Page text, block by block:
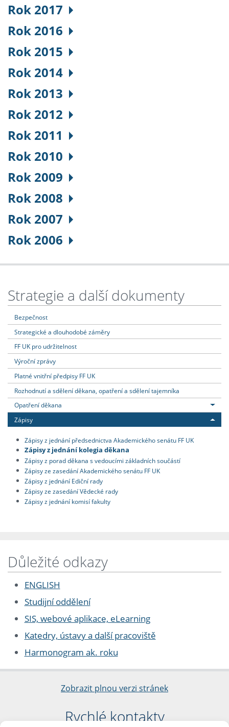
Rok 2017
Rok 2016
Rok 2015
Rok 2014
Rok 2013
Rok 2012
Rok 2011
Rok 2010
Rok 2009
Rok 2008
Rok 2007
Rok 2006
Strategie a další dokumenty
Bezpečnost
Strategické a dlouhodobé záměry
FF UK pro udržitelnost
Výroční zprávy
Platné vnitřní předpisy FF UK
Rozhodnutí a sdělení děkana, opatření a sdělení tajemníka
Opatření děkana
Zápisy
Zápisy z jednání předsednictva Akademického senátu FF UK
Zápisy z jednání kolegia děkana
Zápisy z porad děkana s vedoucími základních součástí
Zápisy ze zasedání Akademického senátu FF UK
Zápisy z jednání Ediční rady
Zápisy ze zasedání Vědecké rady
Zápisy z jednání komisí fakulty
Důležité odkazy
ENGLISH
Studijní oddělení
SIS, webové aplikace, eLearning
Katedry, ústavy a další pracoviště
Harmonogram ak. roku
Zobrazit plnou verzi stránek
Rychlé kontakty